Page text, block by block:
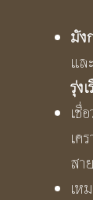
มัง
แล
รุ่ง
เชื่
เค
สาย
เห